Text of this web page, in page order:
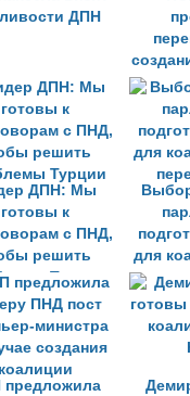
ДПН
ДПН: Мы
готовы к
с ПНД,
решить
Турции
для
предложила